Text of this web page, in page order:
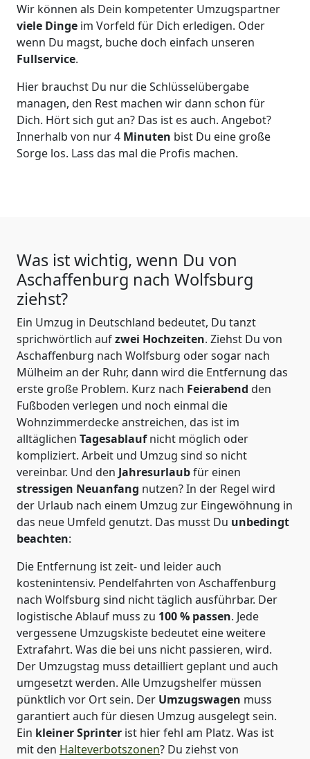
Wir können als Dein kompetenter Umzugspartner
viele Dinge im Vorfeld für Dich erledigen. Oder
wenn Du magst, buche doch einfach unseren
Fullservice.
Hier brauchst Du nur die Schlüsselübergabe
managen, den Rest machen wir dann schon für
Dich. Hört sich gut an? Das ist es auch. Angebot?
Innerhalb von nur 4 Minuten bist Du eine große
Sorge los. Lass das mal die Profis machen.
Was ist wichtig, wenn Du von
Aschaffenburg nach Wolfsburg
ziehst?
Ein Umzug in Deutschland bedeutet, Du tanzt
sprichwörtlich aufzwei Hochzeiten. Ziehst Du von
Aschaffenburg nach Wolfsburg oder sogar nach
Mülheim an der Ruhr, dann wird die Entfernung das
erste große Problem. Kurz nach Feierabend den
Fußboden verlegen und noch einmal die
Wohnzimmerdecke anstreichen, das ist im
alltäglichen Tagesablaufnicht möglich oder
kompliziert. Arbeit und Umzug sind so nicht
vereinbar. Und den Jahresurlaubfür einen
stressigen Neuanfang nutzen? In der Regel wird
der Urlaub nach einem Umzug zur Eingewöhnung in
das neue Umfeld genutzt. Das musst Du unbedingt
beachten:
Die Entfernung ist zeit- und leider auch
kostenintensiv. Pendelfahrten von Aschaffenburg
nach Wolfsburg sind nicht täglich ausführbar. Der
logistische Ablauf muss zu 100 % passen. Jede
vergessene Umzugskiste bedeutet eine weitere
Extrafahrt. Was die bei uns nicht passieren, wird.
Der Umzugstag muss detailliert geplant und auch
umgesetzt werden. Alle Umzugshelfer müssen
pünktlich vor Ort sein. Der Umzugswagen muss
garantiert auch für diesen Umzug ausgelegt sein.
Ein kleiner Sprinter ist hier fehl am Platz. Was ist
mit den Halteverbotszonen? Du ziehst von